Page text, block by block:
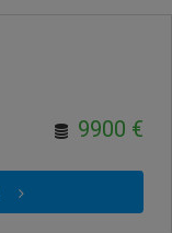
9900 €